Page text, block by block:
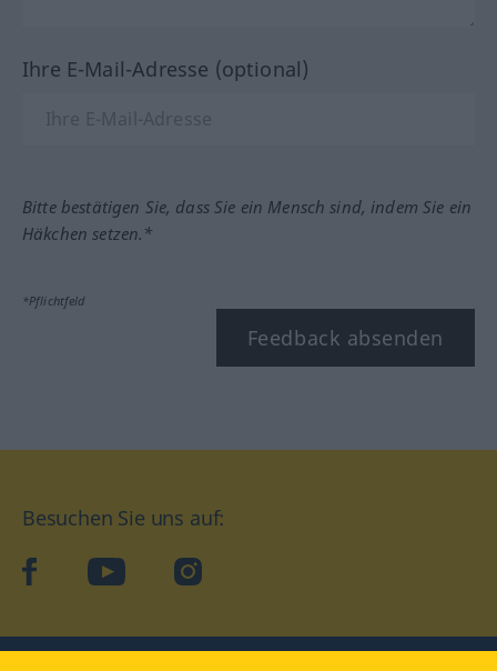
Ihre E-Mail-Adresse (optional)
Bitte bestätigen Sie, dass Sie ein Mensch sind, indem Sie ein
Häkchen setzen.*
*Pflichtfeld
Feedback absenden
Besuchen Sie uns auf:
facebookYouTube Instagram